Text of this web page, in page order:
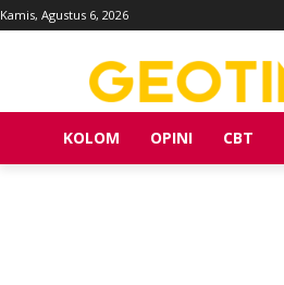
Kamis, Agustus 6, 2026
KOLOM OPINI CBT